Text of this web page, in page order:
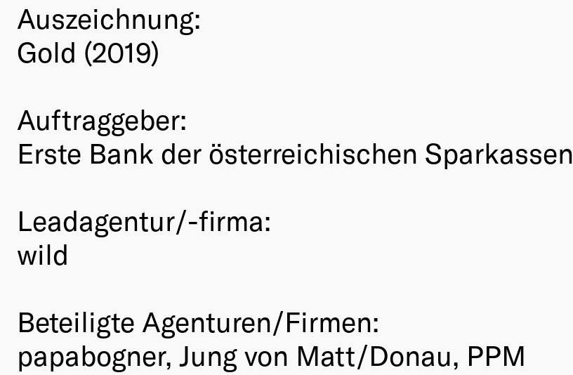
Auszeichnung:
Gold (2019)
Auftraggeber:
Erste Bank der österreichischen Sparkassen
Leadagentur/-firma:
wild
Beteiligte Agenturen/Firmen:
papabogner, Jung von Matt/Donau, PPM